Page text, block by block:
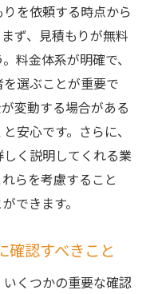
を依頼する時点から
ず、見積もりが無料
料金体系が明確で、
選ぶことが重要で
変動する場合がある
安心です。さらに、
く説明してくれる業
らを考慮すること
できます。
確認すべきこと
くつかの重要な確認